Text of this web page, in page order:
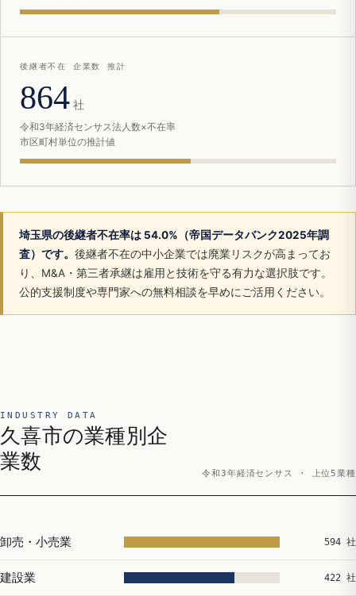
後継者不在 企業数 推計
864 社
令和3年経済センサス法人数×不在率
市区町村単位の推計値
埼玉県の後継者不在率は 54.0%（帝国データバンク2025年調
査）です。 後継者不在の中小企業では廃業リスクが高まってお
り、M&A・第三者承継は雇用と技術を守る有力な選択肢です。
公的支援制度や専門家への無料相談を早めにご活用ください。
INDUSTRY DATA
久喜市の業種別企
業数
令和3年経済センサス · 上位5業種
卸売・小売業 594 社
建設業 422 社